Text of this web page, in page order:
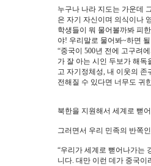
누구나 나라 지도는 가운데
은 자기 자신이며 의식이나
학생들이 뭐 물어볼까봐 피
야! 우리말로 물어봐~하면
“중국이 500년 전에 고구려
가 잘 아는 시인 두보가 해
고 자기정체성, 내 이웃의 존
전해질 수 있다면 너무도 귀
북한을 지원해서 세계로 뻗
그러면서 우리 민족의 반쪽
“우리가 세계로 뻗어나가는
니다. 대만 이런 데가 중국